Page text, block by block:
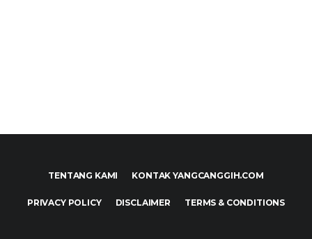
TENTANG KAMI KONTAK YANGCANGGIH.COM
PRIVACY POLICY DISCLAIMER TERMS & CONDITIONS